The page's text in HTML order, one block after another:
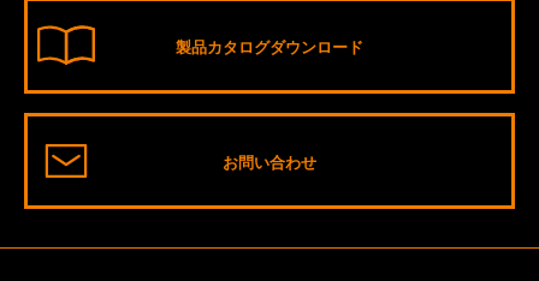
製品カタログダウンロード
お問い合わせ